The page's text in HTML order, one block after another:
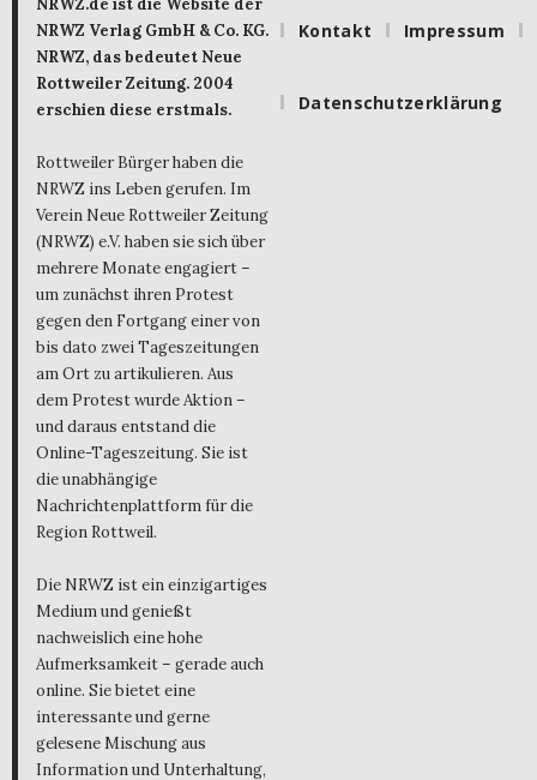
NRWZ.de ist die Website der
NRWZ Verlag GmbH & Co. KG.
NRWZ, das bedeutet Neue
Rottweiler Zeitung. 2004
erschien diese erstmals.
Rottweiler Bürger haben die
NRWZ ins Leben gerufen. Im
Verein Neue Rottweiler Zeitung
(NRWZ) e.V. haben sie sich über
mehrere Monate engagiert –
um zunächst ihren Protest
gegen den Fortgang einer von
bis dato zwei Tageszeitungen
am Ort zu artikulieren. Aus
dem Protest wurde Aktion –
und daraus entstand die
Online-Tageszeitung. Sie ist
die unabhängige
Nachrichtenplattform für die
Region Rottweil.
Die NRWZ ist ein einzigartiges
Medium und genießt
nachweislich eine hohe
Aufmerksamkeit – gerade auch
online. Sie bietet eine
interessante und gerne
gelesene Mischung aus
Information und Unterhaltung,
Kontakt Impressum
Datenschutzerklärung